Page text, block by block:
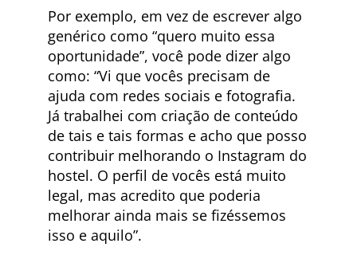
Por exemplo, em vez de escrever algo
genérico como “quero muito essa
oportunidade”, você pode dizer algo
como: “Vi que vocês precisam de
ajuda com redes sociais e fotografia.
Já trabalhei com criação de conteúdo
de tais e tais formas e acho que posso
contribuir melhorando o Instagram do
hostel. O perfil de vocês está muito
legal, mas acredito que poderia
melhorar ainda mais se fizéssemos
isso e aquilo”.